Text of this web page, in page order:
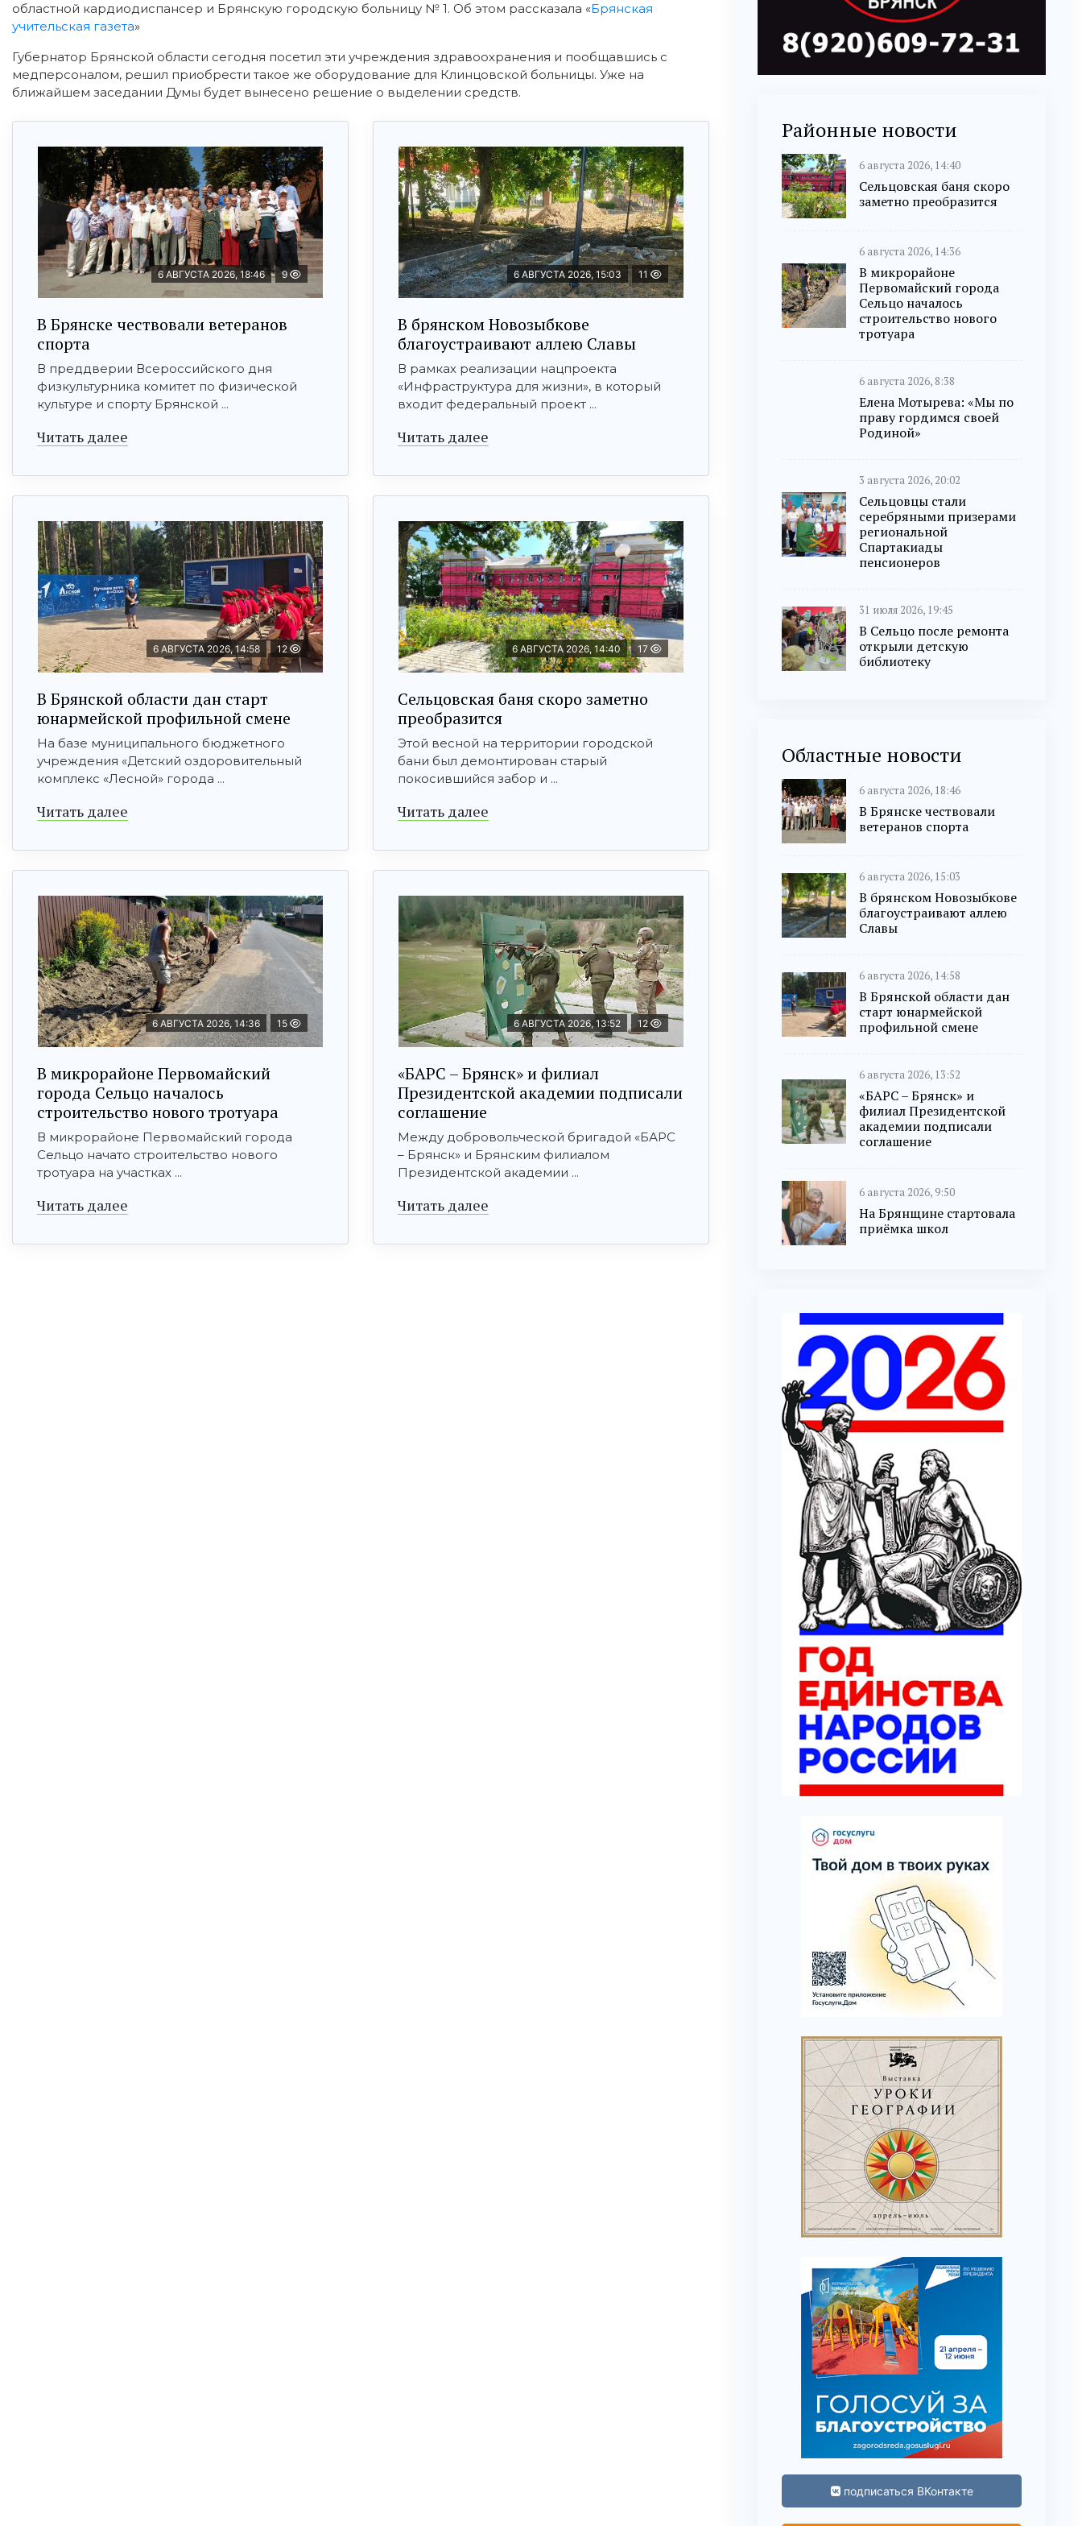
областной кардиодиспансер и Брянскую городскую больницу № 1. Об этом рассказала «Брянская
учительская газета»
Губернатор Брянской области сегодня посетил эти учреждения здравоохранения и пообщавшись с
медперсоналом, решил приобрести такое же оборудование для Клинцовской больницы. Уже на
ближайшем заседании Думы будет вынесено решение о выделении средств.
6 АВГУСТА 2026, 18:46 9
В Брянске чествовали ветеранов
спорта
В преддверии Всероссийского дня
физкультурника комитет по физической
культуре и спорту Брянской ...
Читать далее
6 АВГУСТА 2026, 15:03 11
В брянском Новозыбкове
благоустраивают аллею Славы
В рамках реализации нацпроекта
«Инфраструктура для жизни», в который
входит федеральный проект ...
Читать далее
6 АВГУСТА 2026, 14:58 12
В Брянской области дан старт
юнармейской профильной смене
На базе муниципального бюджетного
учреждения «Детский оздоровительный
комплекс «Лесной» города ...
Читать далее
6 АВГУСТА 2026, 14:40 17
Сельцовская баня скоро заметно
преобразится
Этой весной на территории городской
бани был демонтирован старый
покосившийся забор и ...
Читать далее
6 АВГУСТА 2026, 14:36 15
В микрорайоне Первомайский
города Сельцо началось
строительство нового тротуара
В микрорайоне Первомайский города
Сельцо начато строительство нового
тротуара на участках ...
Читать далее
6 АВГУСТА 2026, 13:52 12
«БАРС – Брянск» и филиал
Президентской академии подписали
соглашение
Между добровольческой бригадой «БАРС
– Брянск» и Брянским филиалом
Президентской академии ...
Читать далее
Районные новости
6 августа 2026, 14:40
Сельцовская баня скоро
заметно преобразится
6 августа 2026, 14:36
В микрорайоне
Первомайский города
Сельцо началось
строительство нового
тротуара
6 августа 2026, 8:38
Елена Мотырева: «Мы по
праву гордимся своей
Родиной»
3 августа 2026, 20:02
Сельцовцы стали
серебряными призерами
региональной
Спартакиады
пенсионеров
31 июля 2026, 19:45
В Сельцо после ремонта
открыли детскую
библиотеку
Областные новости
6 августа 2026, 18:46
В Брянске чествовали
ветеранов спорта
6 августа 2026, 15:03
В брянском Новозыбкове
благоустраивают аллею
Славы
6 августа 2026, 14:58
В Брянской области дан
старт юнармейской
профильной смене
6 августа 2026, 13:52
«БАРС – Брянск» и
филиал Президентской
академии подписали
соглашение
6 августа 2026, 9:50
На Брянщине стартовала
приёмка школ
подписаться ВКонтакте